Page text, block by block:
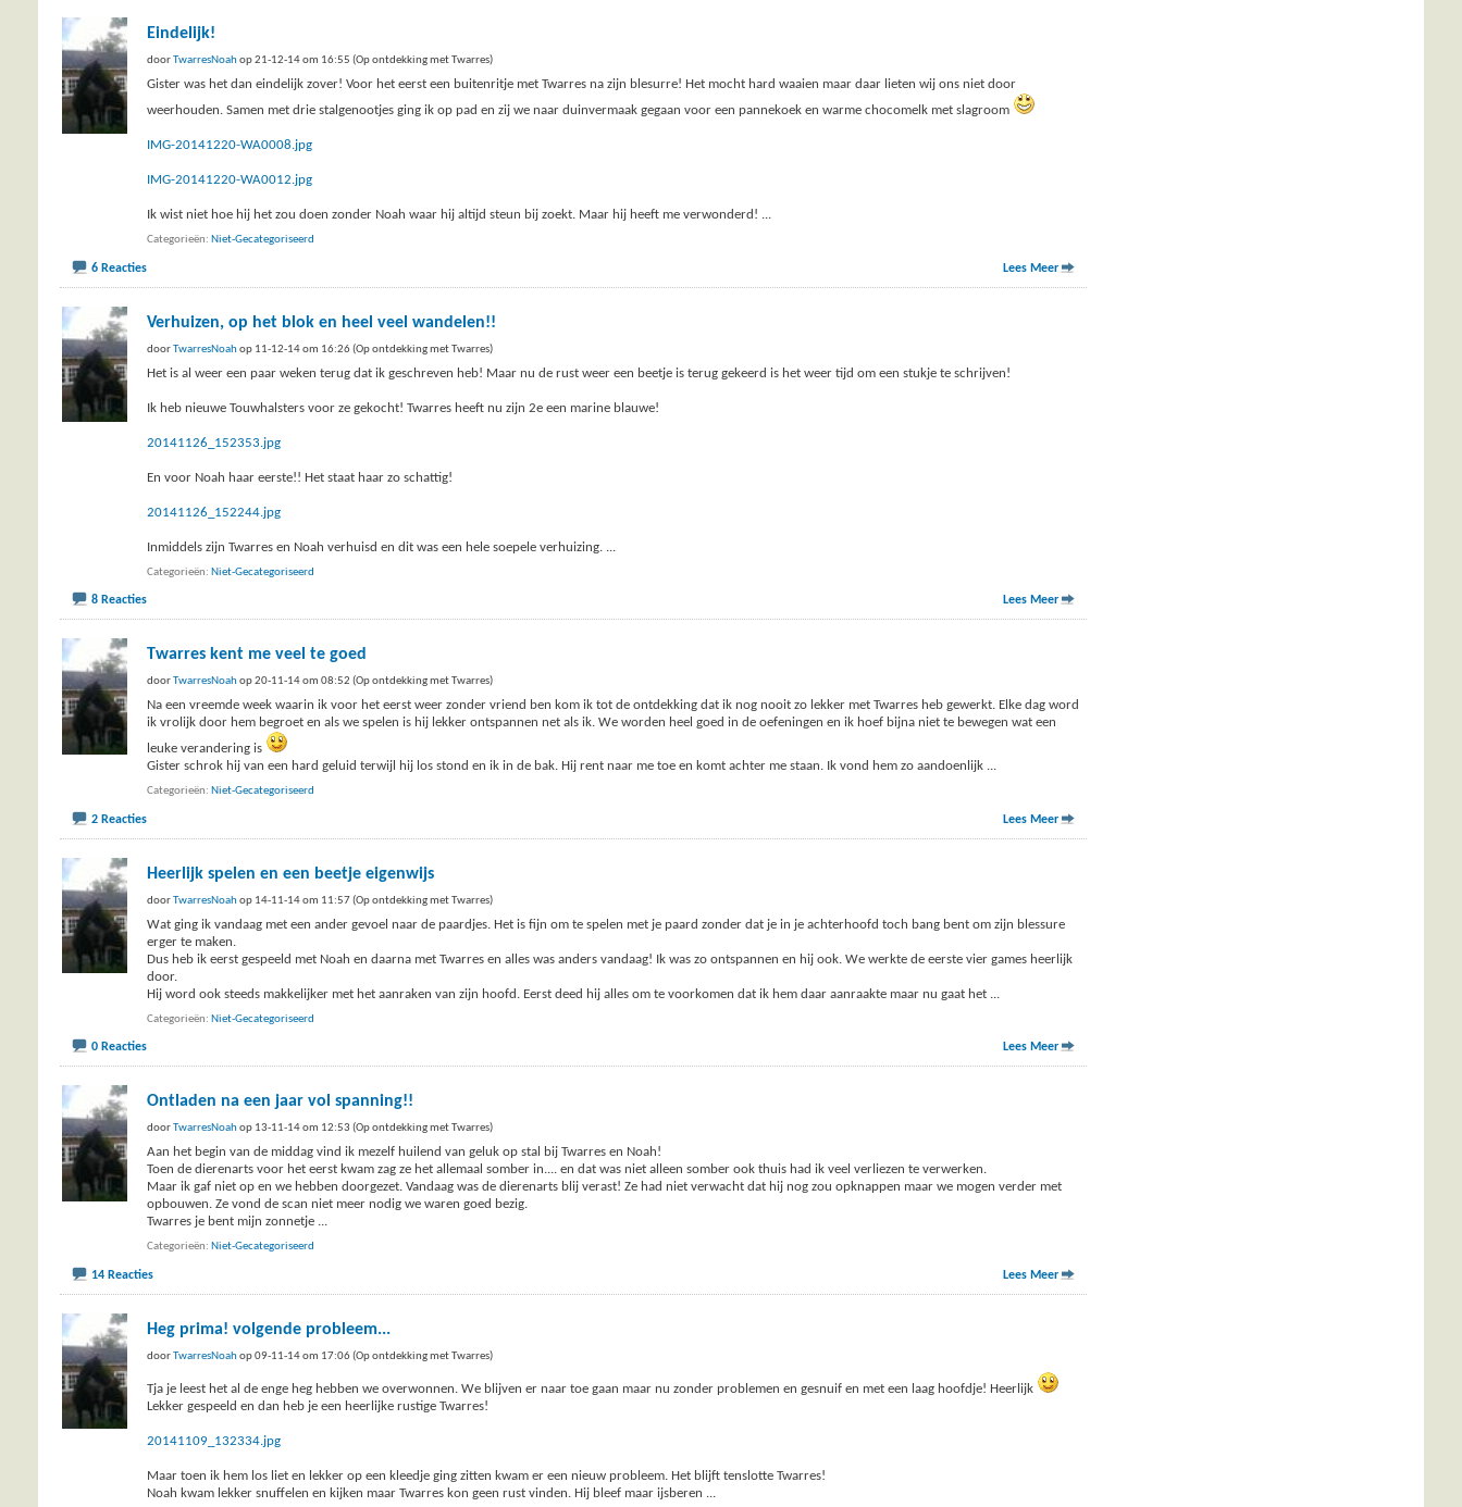
Eindelijk!
doorTwarresNoahop 21-12-14 om 16:55 (Op ontdekking met Twarres)
Gister was het dan eindelijk zover! Voor het eerst een buitenritje met Twarres na zijn blesurre! Het mocht hard waaien maar daar lieten wij ons niet door
weerhouden. Samen met drie stalgenootjes ging ik op pad en zij we naar duinvermaak gegaan voor een pannekoek en warme chocomelk met slagroom
IMG-20141220-WA0008.jpg
IMG-20141220-WA0012.jpg
Ik wist niet hoe hij het zou doen zonder Noah waar hij altijd steun bij zoekt. Maar hij heeft me verwonderd! ...
Categorieën Niet-Gecategoriseerd
6 Reacties Lees Meer
Verhuizen, op het blok en heel veel wandelen!!
doorTwarresNoahop 11-12-14 om 16:26 (Op ontdekking met Twarres)
Het is al weer een paar weken terug dat ik geschreven heb! Maar nu de rust weer een beetje is terug gekeerd is het weer tijd om een stukje te schrijven!
Ik heb nieuwe Touwhalsters voor ze gekocht! Twarres heeft nu zijn 2e een marine blauwe!
20141126_152353.jpg
En voor Noah haar eerste!! Het staat haar zo schattig!
20141126_152244.jpg
Inmiddels zijn Twarres en Noah verhuisd en dit was een hele soepele verhuizing.
Categorieën Niet-Gecategoriseerd
8 Reacties Lees Meer
Twarres kent me veel te goed
doorTwarresNoahop 20-11-14 om 08:52 (Op ontdekking met Twarres)
Na een vreemde week waarin ik voor het eerst weer zonder vriend ben kom ik tot de ontdekking dat ik nog nooit zo lekker met Twarres heb gewerkt. Elke dag word
ik vrolijk door hem begroet en als we spelen is hij lekker ontspannen net als ik. We worden heel goed in de oefeningen en ik hoef bijna niet te bewegen wat een
leuke verandering is
Gister schrok hij van een hard geluid terwijl hij los stond en ik in de bak. Hij rent naar me toe en komt achter me staan. Ik vond hem zo aandoenlijk ...
Categorieën Niet-Gecategoriseerd
2 Reacties Lees Meer
Heerlijk spelen en een beetje eigenwijs
doorTwarresNoahop 14-11-14 om 11:57 (Op ontdekking met Twarres)
Wat ging ik vandaag met een ander gevoel naar de paardjes. Het is fijn om te spelen met je paard zonder dat je in je achterhoofd toch bang bent om zijn blessure
erger te maken.
Dus heb ik eerst gespeeld met Noah en daarna met Twarres en alles was anders vandaag! Ik was zo ontspannen en hij ook. We werkte de eerste vier games heerlijk
door.
Hij word ook steeds makkelijker met het aanraken van zijn hoofd. Eerst deed hij alles om te voorkomen dat ik hem daar aanraakte maar nu gaat het
Categorieën Niet-Gecategoriseerd
0 Reacties Lees Meer
Ontladen na een jaar vol spanning!!
doorTwarresNoahop 13-11-14 om 12:53 (Op ontdekking met Twarres)
Aan het begin van de middag vind ik mezelf huilend van geluk op stal bij Twarres en Noah!
Toen de dierenarts voor het eerst kwam zag ze het allemaal somber in.... en dat was niet alleen somber ook thuis had ik veel verliezen te verwerken.
Maar ik gaf niet op en we hebben doorgezet. Vandaag was de dierenarts blij verast! Ze had niet verwacht dat hij nog zou opknappen maar we mogen verder met
opbouwen. Ze vond de scan niet meer nodig we waren goed bezig.
Twarres je bent mijn zonnetje ...
Categorieën Niet-Gecategoriseerd
14 Reacties Lees Meer
Heg prima! volgende probleem...
doorTwarresNoahop 09-11-14 om 17:06 (Op ontdekking met Twarres)
Tja je leest het al de enge heg hebben we overwonnen. We blijven er naar toe gaan maar nu zonder problemen en gesnuif en met een laag hoofdje! Heerlijk
Lekker gespeeld en dan heb je een heerlijke rustige Twarres!
20141109_132334.jpg
Maar toen ik hem los liet en lekker op een kleedje ging zitten kwam er een nieuw probleem. Het blijft tenslotte Twarres!
Noah kwam lekker snuffelen en kijken maar Twarres kon geen rust vinden. Hij bleef maar ijsberen